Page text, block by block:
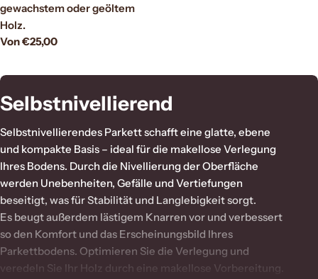
gewachstem oder geöltem
Holz.
Regulärer
Von €25,00
S
a
m
m
l
u
n
g
Selbstnivellierend
Selbstnivellierendes Parkett schafft eine glatte, ebene
und kompakte Basis – ideal für die makellose Verlegung
Ihres Bodens. Durch die Nivellierung der Oberfläche
werden Unebenheiten, Gefälle und Vertiefungen
beseitigt, was für Stabilität und Langlebigkeit sorgt.
Es beugt außerdem lästigem Knarren vor und verbessert
so den Komfort und das Erscheinungsbild Ihres
Parkettbodens. Optimieren Sie die Verlegung und
veredeln Sie Ihr Holz durch eine makellose Vorbereitung.